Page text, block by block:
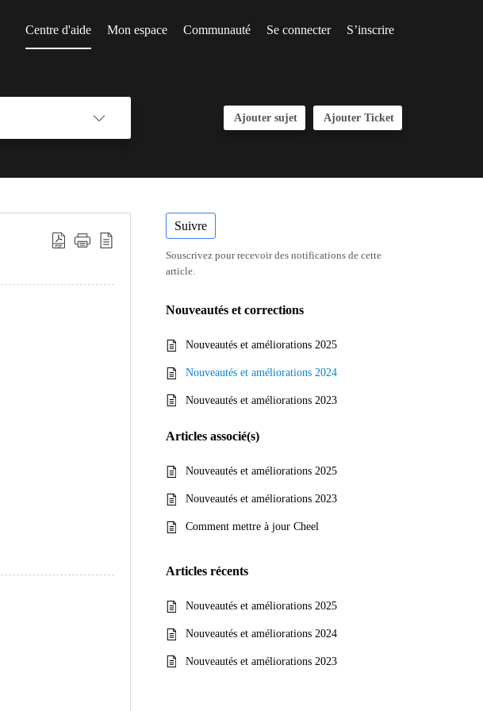
Centre d'aide Mon espace Communauté Se connecter S’inscrire
Ajouter Ticket
Suivre
Souscrivez pour recevoir des notifications de cette
article.
Nouveautés et corrections
Nouveautés et améliorations 2025
Nouveautés et améliorations 2024
Nouveautés et améliorations 2023
Articles associé(s)
Nouveautés et améliorations 2025
Nouveautés et améliorations 2023
Comment mettre à jour Cheel
Articles récents
Nouveautés et améliorations 2025
Nouveautés et améliorations 2024
Nouveautés et améliorations 2023